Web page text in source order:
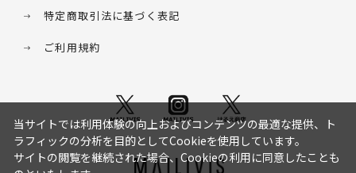
特定商取引法に基づく表記
ご利用規約
当サイトでは利用体験の向上およびコンテンツの最適な提供、ト
ラフィックの分析を目的としてCookieを使用しています。
サイトの閲覧を継続された場合、Cookieの利用に同意したことも